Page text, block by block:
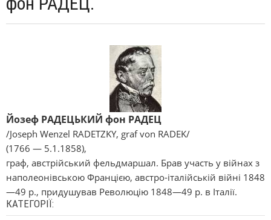
Йозеф РАДЕЦЬКИЙ фон РАДЕЦ
/Joseph Wenzel RADETZKY, graf von RADEK/
(1766 — 5.1.1858),
граф, австрійський фельдмаршал. Брав участь у війнах з
наполеонівською Францією, австро-італійській війні 1848
—49 р., придушував Революцію 1848—49 р. в Італії.
КАТЕГОРІЇ: